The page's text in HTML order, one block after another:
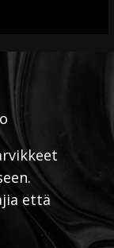
että